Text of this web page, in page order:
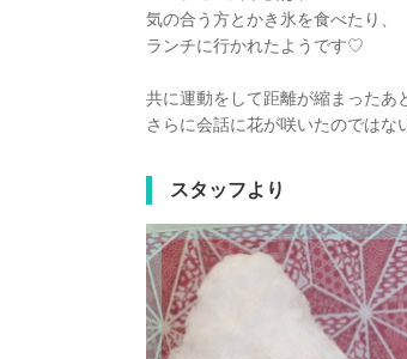
気の合う方とかき氷を食べたり、
ランチに行かれたようです♡
共に運動をして距離が縮まったあ
さらに会話に花が咲いたのではな
スタッフより